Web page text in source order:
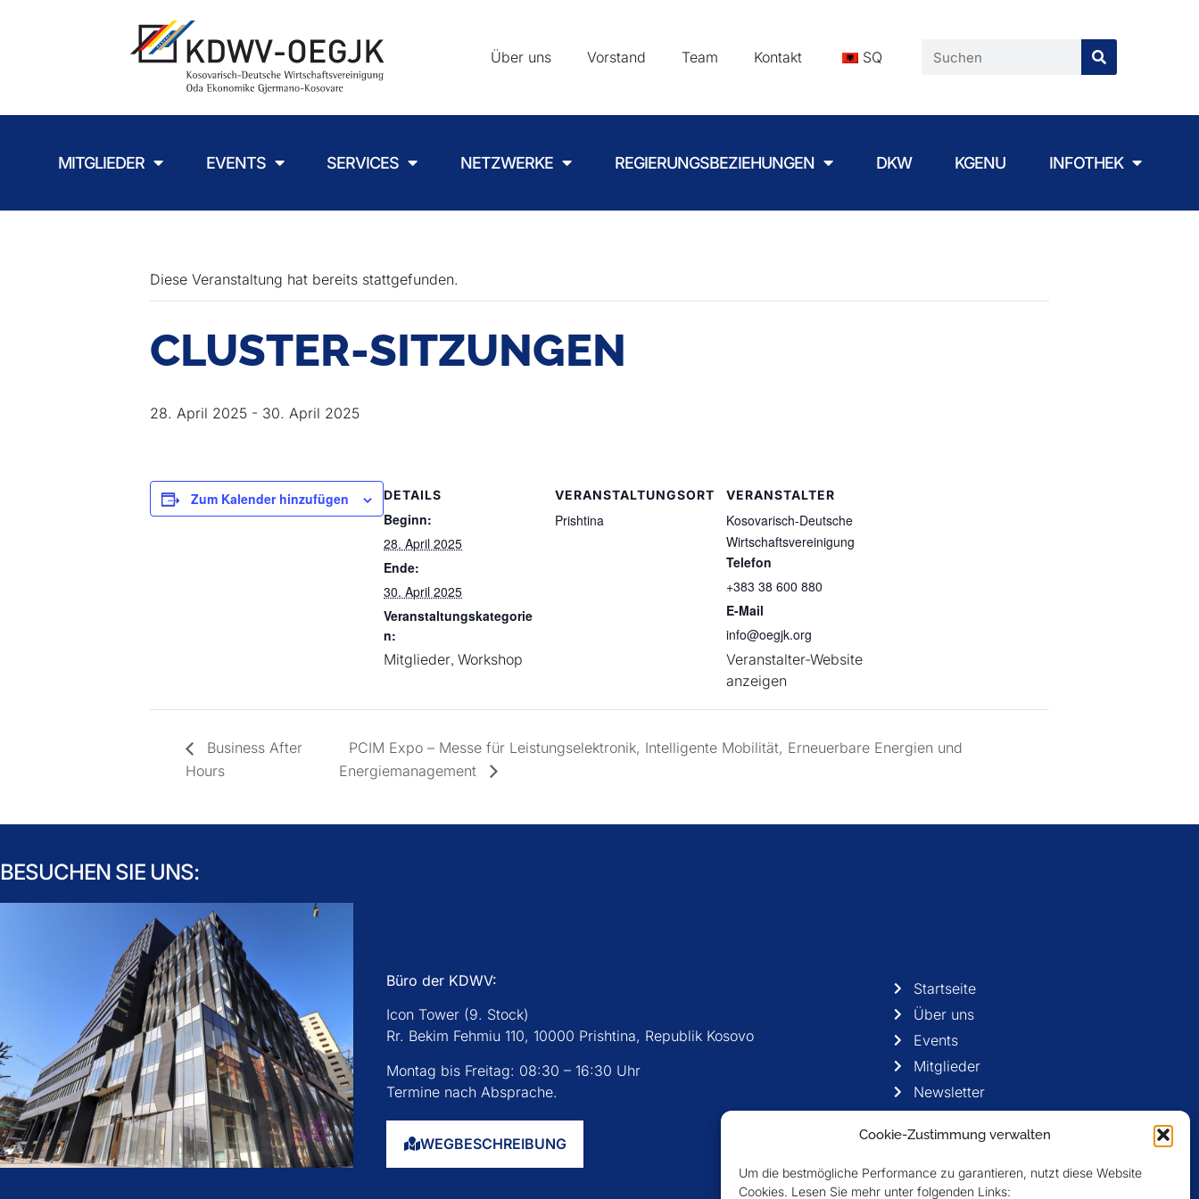
Cookie-Zustimmung verwalten
Um die bestmögliche Performance zu garantieren, nutzt diese Website
Cookies. Lesen Sie mehr unter folgenden Links:
Über uns Vorstand Team Kontakt SQ
MITGLIEDER EVENTS SERVICES NETZWERKE REGIERUNGSBEZIEHUNGEN DKW KGENU INFOTHEK
Diese Veranstaltung hat bereits stattgefunden.
CLUSTER-SITZUNGEN
28. April 2025 - 30. April 2025
Zum Kalender hinzufügen DETAILS
Beginn:
28. April 2025
Ende:
30. April 2025
Veranstaltungskategorie
n:
Mitglieder, Workshop
VERANSTALTUNGSORT
Prishtina
VERANSTALTER
Kosovarisch-Deutsche
Wirtschaftsvereinigung
Telefon
+383 38 600 880
E-Mail
info@oegjk.org
Veranstalter-Website
anzeigen
Business After
Hours
PCIM Expo – Messe für Leistungselektronik, Intelligente Mobilität, Erneuerbare Energien und
Energiemanagement
BESUCHEN SIE UNS:
Büro der KDWV:
Icon Tower (9. Stock)
Rr. Bekim Fehmiu 110, 10000 Prishtina, Republik Kosovo
Montag bis Freitag: 08:30 – 16:30 Uhr
Termine nach Absprache.
WEGBESCHREIBUNG
Startseite
Über uns
Events
Mitglieder
Newsletter